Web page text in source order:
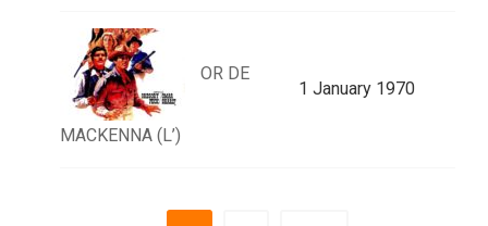
OR DE
MACKENNA (L’)
1 January 1970